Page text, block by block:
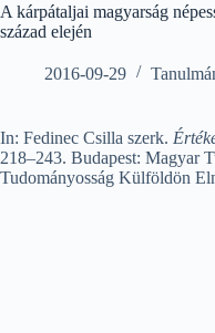
A kárpátaljai magyarság
század elején
2016-09-29
In: Fedinec Csilla szerk.
218–243. Budapest: Magyar
Tudományosság Külföldön